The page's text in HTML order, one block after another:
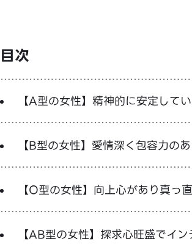
目次
【A型の女性】精神的に安定して
様
【B型の女性】愛情深く包容力の
【O型の女性】向上心があり真っ
【AB型の女性】探求心旺盛でイ